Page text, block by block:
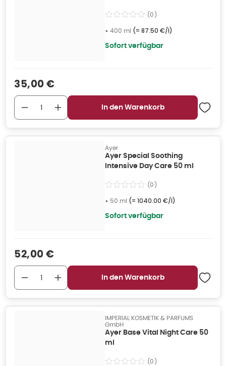
(0)
• 400 ml (= 87.50 €/l)
Sofort verfügbar
Verkaufspreis
35,00 €
In den Warenkorb
Ayer
Ayer Special Soothing
Intensive Day Care 50 ml
(0)
• 50 ml (= 1040.00 €/l)
Sofort verfügbar
Verkaufspreis
52,00 €
In den Warenkorb
IMPERIAL KOSMETIK & PARFUMS
GmbH
Ayer Base Vital Night Care 50
ml
(0)